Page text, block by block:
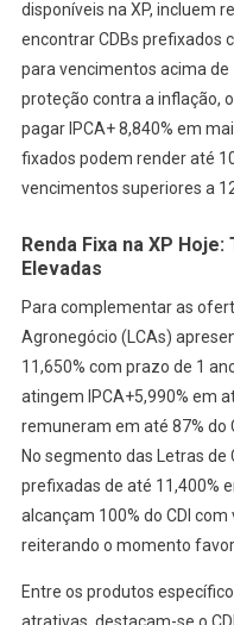
disponíveis na XP, incluem
encontrar CDBs prefixados
para vencimentos acima
proteção contra a inflação,
pagar IPCA+ 8,840% em
fixados podem render até
vencimentos superiores a
Renda Fixa na XP Hoje:
Elevadas
Para complementar as
Agronegócio (LCAs)
11,650% com prazo de 1
atingem IPCA+5,990% em
remuneram em até 87% do
No segmento das Letras de
prefixadas de até 11,400%
alcançam 100% do CDI
reiterando o momento
Entre os produtos